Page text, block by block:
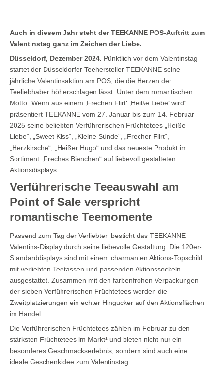
Auch in diesem Jahr steht der TEEKANNE POS-Auftritt zum
Valentinstag ganz im Zeichen der Liebe.
Düsseldorf, Dezember 2024. Pünktlich vor dem Valentinstag
startet der Düsseldorfer Teehersteller TEEKANNE seine
jährliche Valentinsaktion am POS, die die Herzen der
Teeliebhaber höherschlagen lässt. Unter dem romantischen
Motto „Wenn aus einem ‚Frechen Flirt‘ ‚Heiße Liebe‘ wird“
präsentiert TEEKANNE vom 27. Januar bis zum 14. Februar
2025 seine beliebten Verführerischen Früchtetees „Heiße
Liebe“, „Sweet Kiss“, „Kleine Sünde“, „Frecher Flirt“,
„Herzkirsche“, „Heißer Hugo“ und das neueste Produkt im
Sortiment „Freches Bienchen“ auf liebevoll gestalteten
Aktionsdisplays.
Verführerische Teeauswahl am
Point of Sale verspricht
romantische Teemomente
Passend zum Tag der Verliebten besticht das TEEKANNE
Valentins-Display durch seine liebevolle Gestaltung: Die 120er-
Standarddisplays sind mit einem charmanten Aktions-Topschild
mit verliebten Teetassen und passenden Aktionssockeln
ausgestattet. Zusammen mit den farbenfrohen Verpackungen
der sieben Verführerischen Früchtetees werden die
Zweitplatzierungen ein echter Hingucker auf den Aktionsflächen
im Handel.
Die Verführerischen Früchtetees zählen im Februar zu den
stärksten Früchtetees im Markt¹ und bieten nicht nur ein
besonderes Geschmackserlebnis, sondern sind auch eine
ideale Geschenkidee zum Valentinstag.